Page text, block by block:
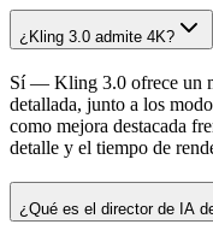
¿Kling 3.0 admite 4K?
Sí — Kling 3.0 ofrece un
detallada, junto a los
como mejora destacada
detalle y el tiempo de
¿Qué es el director de IA